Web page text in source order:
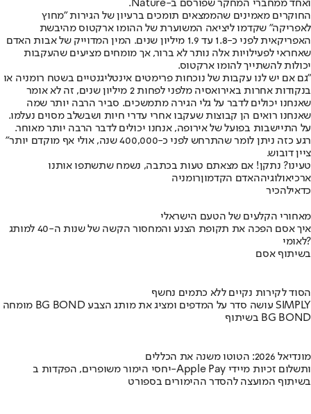
ואחד ממחברי המחקר שפורסם ב-Nature.
החוקרים מאמינים שהממצאים תומכים ברעיון של הגירות "מחוץ
לאפריקה" שקדמו ליציאה המשוערת של ההומו ארקטוס מהיבשת
האפריקאית לפני כ-1.8 עד 1.9 מיליון שנים. המין המדוייק של אבות האדם
שאחראי לפעילויות אלה נותר לא ברור, אך מומחים מציעים שהעקבות
יכולות להשתייך להומו ארקטוס.
"גם אם יש לנו עקבות של נוכחות פרימטים אינטליגנטיים בשטח רומניה או
בנקודות אחרות באירואסיה מלפני לפחות 2 מיליון שנים, זה לא אומר
שאנחנו יכולים לדבר על גלי הגירה מתמשכים. סביר הרבה יותר שמה
שאנחנו רואים הן קבוצות שעקבו אחרי עדרי חיות ושבשלב מסוים נעלמו.
על התיישבות בפועל של אירופה, אנחנו יכולים לדבר הרבה יותר מאוחר.
רגע כזה ניתן לומר שהתרחש לפני כ-400,000 שנה, אולי אף מוקדם יותר"
ציין דובוש.
טעינו? נתקן! אם מצאתם טעות בכתבה, נשמח שתשתפו אותנו
ארכיאולוגיההאדם הקדמוןרומניה
כדאילהכיר
מאחורי הקלעים של הטעם הישראלי
איך אסם הפכה את תקופת הצנע והמחסור הקשה של שנות ה-40 למותג
לאומי?
בשיתוף אסם
הסוד לקירות נקיים ללא כתמים נחשף
מומחה BG BOND עושה סדר על המדפים ומציג את מותג הצבע SIMPLY
בשיתוף BG BOND
מונדיאל 2026: הטוטו משנה את הכללים
יחסי הימור משופרים, הפקדות ב-Apple Pay ותשלום זכיות מיידי
בשיתוף המועצה להסדר ההימורים בספורט